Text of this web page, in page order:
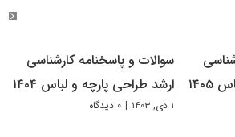
سوالات و پاسخنامه کارشناسی
ارشد طراحی پارچه و لباس ۱۴۰۴
۱ دی, ۱۴۰۳ | ۰ دیدگاه